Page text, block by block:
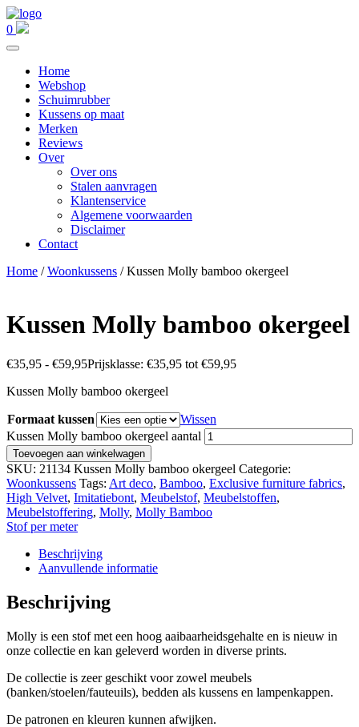
0
Home
Webshop
Schuimrubber
Kussens op maat
Merken
Reviews
Over
Over ons
Stalen aanvragen
Klantenservice
Algemene voorwaarden
Disclaimer
Contact
Home /Woonkussens / Kussen Molly bamboo okergeel
Kussen Molly bamboo okergeel
€35,95 - €59,95Prijsklasse: €35,95 tot €59,95
Kussen Molly bamboo okergeel
Formaat kussen
Wissen
Kussen Molly bamboo okergeel aantal
Toevoegen aan winkelwagen
SKU: 21134 Kussen Molly bamboo okergeel Categorie:
Woonkussens Tags: Art deco, Bamboo, Exclusive furniture fabrics,
High Velvet, Imitatiebont, Meubelstof, Meubelstoffen,
Meubelstoffering, Molly, Molly Bamboo
Stof per meter
Beschrijving
Aanvullende informatie
Beschrijving
Molly is een stof met een hoog aaibaarheidsgehalte en is nieuw in
onze collectie en kan geleverd worden in diverse prints.
De collectie is zeer geschikt voor zowel meubels
(banken/stoelen/fauteuils), bedden als kussens en lampenkappen.
De patronen en kleuren kunnen afwijken.